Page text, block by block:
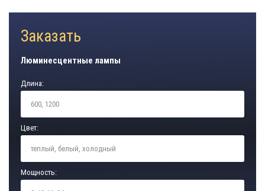
Заказать
Люминесцентные лампы
Длина:
Цвет:
Мощность: